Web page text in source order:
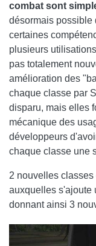
combat sont
désormais possible
certaines
plusieurs
pas totalement
amélioration des
chaque classe par
disparu, mais elles
mécanique des
développeurs
chaque classe une
2 nouvelles
auxquelles s'ajoute
donnant ainsi 3